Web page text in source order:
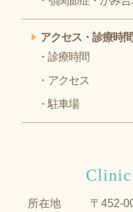
アクセス・診療時間
診療時間
アクセス
駐車場
所在地
〒452-